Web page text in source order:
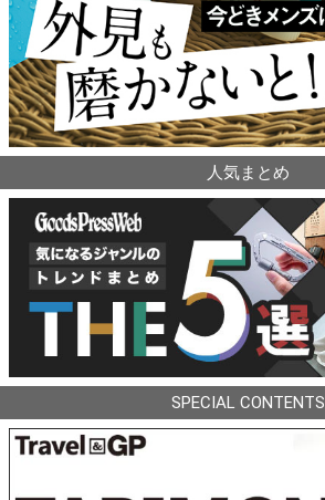
人気まとめ
SPECIAL CONTENTS